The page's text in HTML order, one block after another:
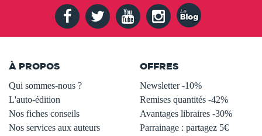
À PROPOS
Qui sommes-nous ?
L'auto-édition
Nos fiches conseils
Nos services aux auteurs
OFFRES
Newsletter -10%
Remises quantités -42%
Avantages libraires -30%
Parrainage : partagez 5€